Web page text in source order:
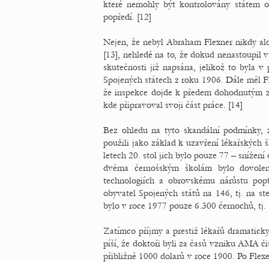
které nemohly být kontrolovány státem
popředí. [12]
Nejen, že nebyl Abraham Flexner nikdy
[13], nehledě na to, že dokud nenastoupil
skutečnosti již napsána, jelikož to byla
Spojených státech z roku 1906. Dále měl
že inspekce dojde k předem
kde připravoval svoji část práce. [14]
Bez ohledu na tyto skandální
použili jako základ k uzavření lékařských
letech 20. stol jich bylo pouze 77 –
dvěma černošským školám bylo
technologiích a obrovskému nárůstu
obyvatel Spojených států na 146, tj. na
bylo v roce 1977 pouze 6.300 černochů, tj.
Zatímco příjmy a prestiž lékařů
píší, že doktoři byli za časů vzniku AMA
přibližně 1000 dolarů v roce 1900. Po